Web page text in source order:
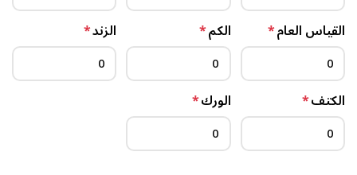
القياس العام* الكم* الزند*
الكتف* الورك*